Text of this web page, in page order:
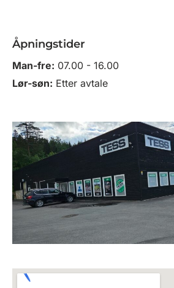
Åpningstider
Man-fre: 07.00 - 16.00
Lør-søn: Etter avtale